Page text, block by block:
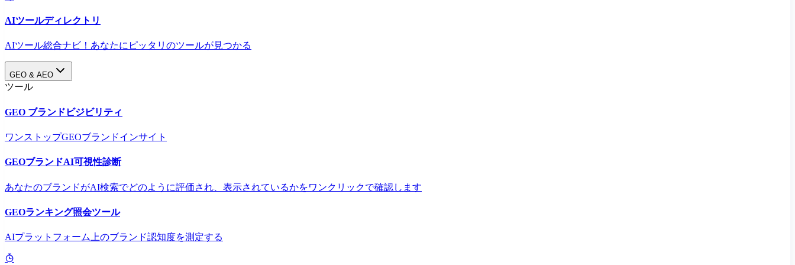
AIツールディレクトリ
AIツール総合ナビ！あなたにピッタリのツールが見つかる
GEO & AEO
ツール
GEO ブランドビジビリティ
ワンストップGEOブランドインサイト
GEOブランドAI可視性診断
あなたのブランドがAI検索でどのように評価され、表示されているかをワンクリックで確認します
GEOランキング照会ツール
AIプラットフォーム上のブランド認知度を測定する